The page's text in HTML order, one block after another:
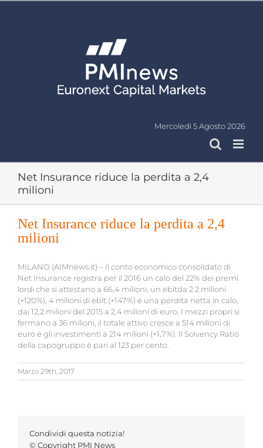
Mercoledì 5 Agosto 2026
Net Insurance riduce la perdita a 2,4
milioni
Net Insurance riduce la perdita a 2,4
milioni
MILANO (AIMnews.it) – Il conto economico consolidato di
Net Insurance registra per il 2016 un calo del 22% dei premi
lordi che si attestano a 66,4 milioni, un ebitda 2 2 milioni
(+120%), 4 milioni di ebit (+147%) e una perdita netta in calo,
dai 12,2 milioni del 2015 a 2,4 milioni di euro. I mezzi propri si
fermano a 36 milioni, il totale attivo cresce a 514 milioni di
euro e gli investimenti a 214 milioni (+1,7%). Il Solvency Ratio
della capogruppo è pari al 123 per cento.
Marzo 29th, 2017
Condividi questa notizia!
© Copyright PMI News